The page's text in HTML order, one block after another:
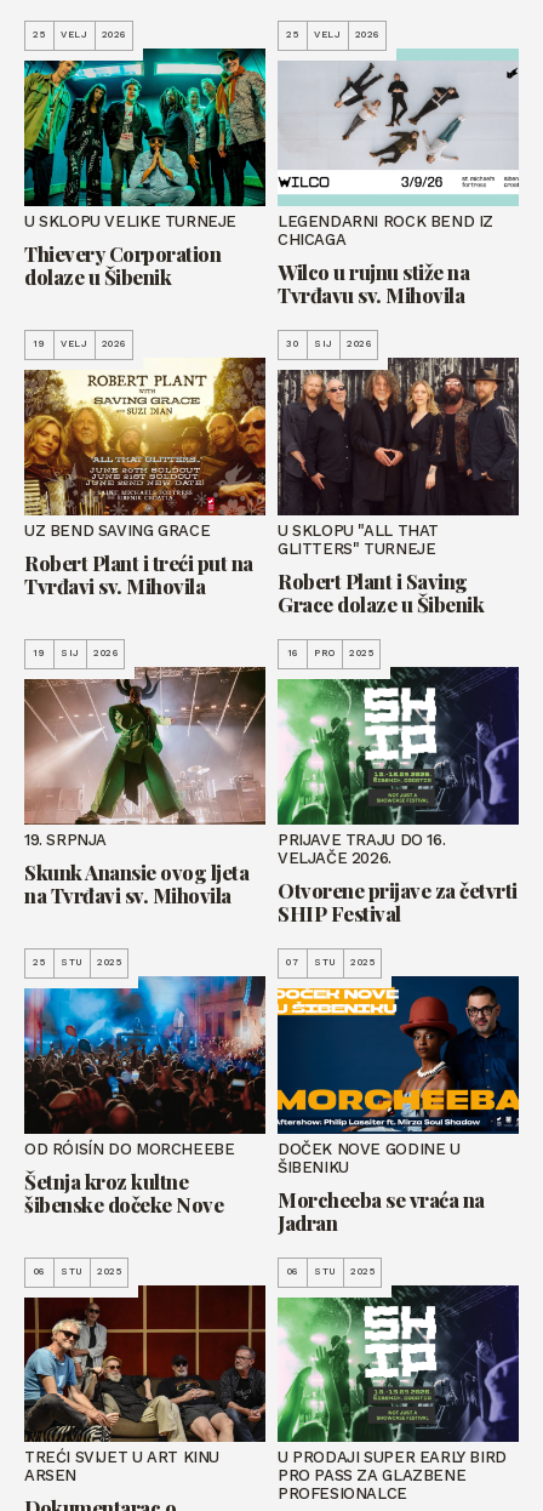
25 VELJ 2026
U SKLOPU VELIKE TURNEJE
Thievery Corporation
dolaze u Šibenik
25 VELJ 2026
LEGENDARNI ROCK BEND IZ
CHICAGA
Wilco u rujnu stiže na
Tvrđavu sv. Mihovila
19 VELJ 2026
UZ BEND SAVING GRACE
Robert Plant i treći put na
Tvrđavi sv. Mihovila
30 SIJ 2026
U SKLOPU "ALL THAT
GLITTERS" TURNEJE
Robert Plant i Saving
Grace dolaze u Šibenik
19 SIJ 2026
19. SRPNJA
Skunk Anansie ovog ljeta
na Tvrđavi sv. Mihovila
16 PRO 2025
PRIJAVE TRAJU DO 16.
VELJAČE 2026.
Otvorene prijave za četvrti
SHIP Festival
25 STU 2025
OD RÓISÍN DO MORCHEEBE
Šetnja kroz kultne
šibenske dočeke Nove
07 STU 2025
DOČEK NOVE GODINE U
ŠIBENIKU
Morcheeba se vraća na
Jadran
06 STU 2025
TREĆI SVIJET U ART KINU
ARSEN
06 STU 2025
U PRODAJI SUPER EARLY BIRD
PRO PASS ZA GLAZBENE
PROFESIONALCE